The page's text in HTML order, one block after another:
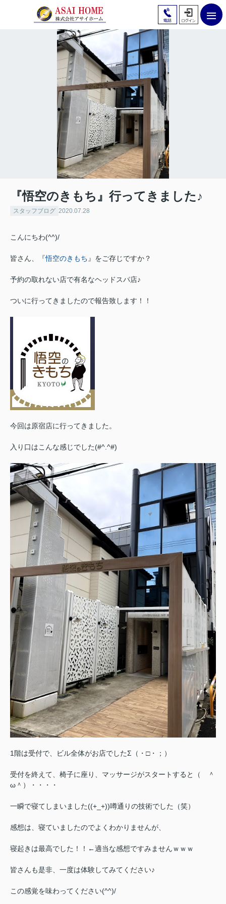
『悟空のきもち』行ってきました♪
スタッフブログ 2020.07.28
こんにちわ(^^)/
皆さん、『悟空のきもち 』をご存じですか？
予約の取れない店で有名なヘッドスパ店♪
ついに行ってきましたので報告致します！！
今回は原宿店に行ってきました。
入り口はこんな感じでした(#^.^#)
1階は受付で、ビル全体がお店でしたΣ（・□・；）
受付を終えて、椅子に座り、マッサージがスタートすると（ ＾
ω＾）・・・・
一瞬で寝てしまいました((+_+))噂通りの技術でした（笑）
感想は、寝ていましたのでよくわかりませんが、
寝起きは最高でした！！←適当な感想ですみませんｗｗｗ
皆さんも是非、一度は体験してみてください♪
この感覚を味わってください(^^)/